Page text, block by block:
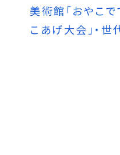
美術館「おやこで
こあげ大会」・